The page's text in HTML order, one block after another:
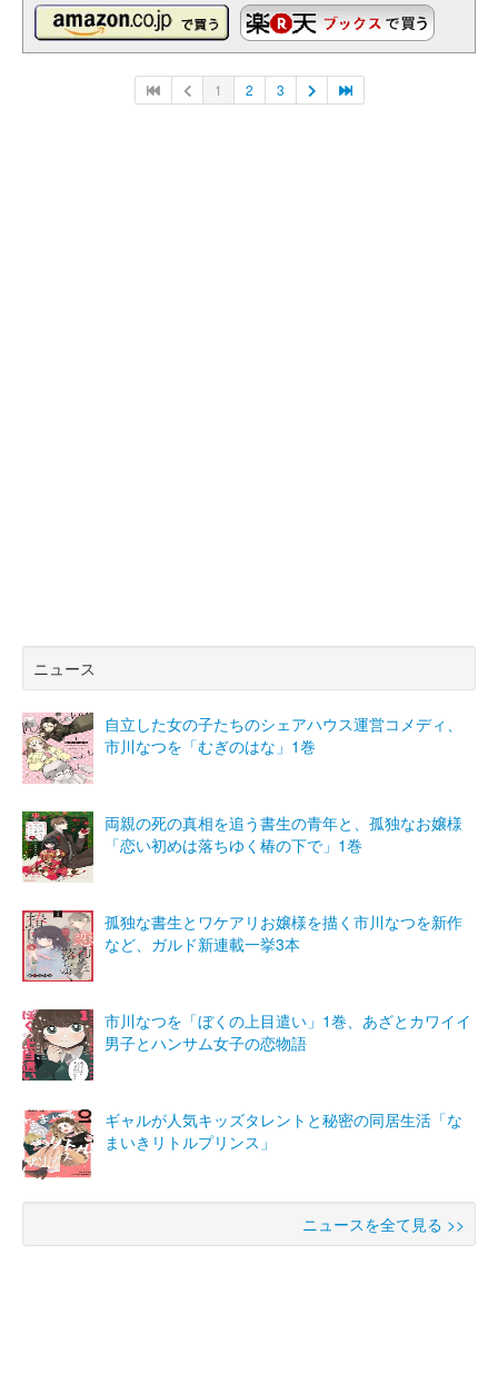
1 2 3
ニュース
自立した女の子たちのシェアハウス運営コメディ、
市川なつを「むぎのはな」1巻
両親の死の真相を追う書生の青年と、孤独なお嬢様
「恋い初めは落ちゆく椿の下で」1巻
孤独な書生とワケアリお嬢様を描く市川なつを新作
など、ガルド新連載一挙3本
市川なつを「ぼくの上目遣い」1巻、あざとカワイイ
男子とハンサム女子の恋物語
ギャルが人気キッズタレントと秘密の同居生活「な
まいきリトルプリンス」
ニュースを全て見る >>